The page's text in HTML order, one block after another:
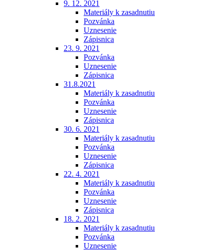
9. 12. 2021
Materiály k zasadnutiu
Pozvánka
Uznesenie
Zápisnica
23. 9. 2021
Pozvánka
Uznesenie
Zápisnica
31.8.2021
Materiály k zasadnutiu
Pozvánka
Uznesenie
Zápisnica
30. 6. 2021
Materiály k zasadnutiu
Pozvánka
Uznesenie
Zápisnica
22. 4. 2021
Materiály k zasadnutiu
Pozvánka
Uznesenie
Zápisnica
18. 2. 2021
Materiály k zasadnutiu
Pozvánka
Uznesenie